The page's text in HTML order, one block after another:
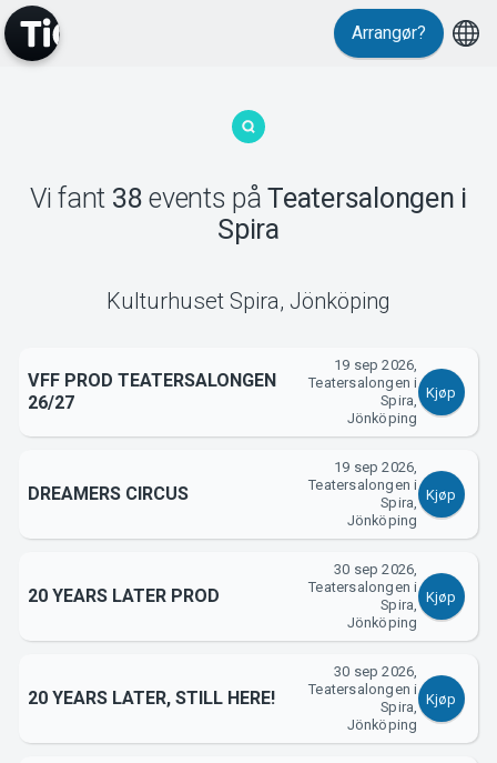
MyTickster
Support
Arrangør?
Vi fant 38 events påTeatersalongen i
Spira
Kulturhuset Spira, Jönköping
VFF PROD TEATERSALONGEN
26/27
19 sep 2026,
Teatersalongen i
Spira,
Jönköping
Kjøp
DREAMERS CIRCUS
19 sep 2026,
Teatersalongen i
Spira,
Jönköping
Kjøp
20 YEARS LATER PROD
30 sep 2026,
Teatersalongen i
Spira,
Jönköping
Kjøp
20 YEARS LATER, STILL HERE!
30 sep 2026,
Teatersalongen i
Spira,
Jönköping
Kjøp